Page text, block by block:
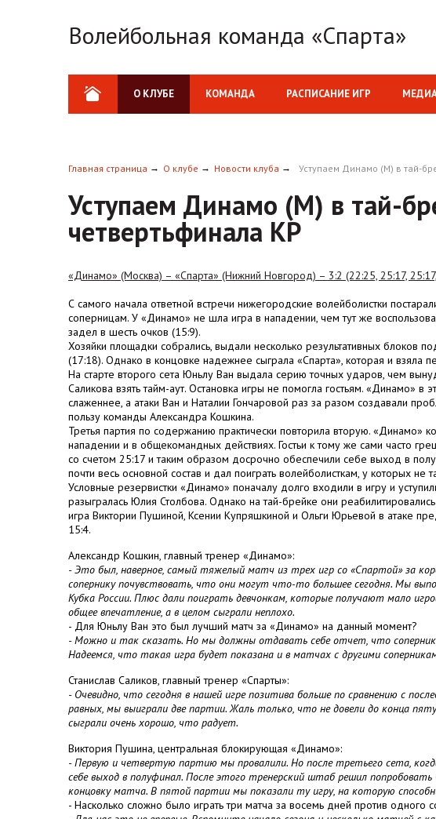
Волейбольная команда «Спарта»
О КЛУБЕ КОМАНДА РАСПИСАНИЕ ИГР
Главная страница О клубе Новости клуба Уступаем Динамо (М) в тай-
Уступаем Динамо (М) в тай-
четвертьфинала КР
«Динамо» (Москва) – «Спарта» (Нижний Новгород) – 3:2 (22:25, 25:17,
С самого начала ответной встречи нижегородские волейболистки
соперницам. У «Динамо» не шла игра в нападении, чем тут же
задел в шесть очков (15:9).
Хозяйки площадки собрались, выдали несколько результативных блоков
(17:18). Однако в концовке надежнее сыграла «Спарта», которая и взяла
На старте второго сета Юньлу Ван выдала серию точных ударов, чем
Саликова взять тайм-аут. Остановка игры не помогла гостьям. «Динамо» в
слаженнее, а атаки Ван и Наталии Гончаровой раз за разом создавали
пользу команды Александра Кошкина.
Третья партия по содержанию практически повторила вторую. «Динамо»
нападении и в общекомандных действиях. Гостьи к тому же сами часто
со счетом 25:17 и таким образом досрочно обеспечили себе выход в
почти весь основной состав и дал поиграть волейболисткам, у которых не
Условные резервистки «Динамо» поначалу долго входили в игру и
разыгралась Юлия Столбова. Однако на тай-брейке они
игра Виктории Пушиной, Ксении Купряшкиной и Ольги Юрьевой в атаке
15:4.
Александр Кошкин, главный тренер «Динамо»:
- Это был, наверное, самый тяжелый матч из трех игр со «Спартой» за
сопернику почувствовать, что они могут что-то большее сегодня. Мы
Кубка России. Плюс дали поиграть девчонкам, которые получают мало
общее впечатление, а в целом сыграли неплохо.
- Для Юньлу Ван это был лучший матч за «Динамо» на данный момент?
- Можно и так сказать. Но мы должны отдавать себе отчет, что
Надеемся, что такая игра будет показана и в матчах с другими
Станислав Саликов, главный тренер «Спарты»:
- Очевидно, что сегодня в нашей игре позитива больше по сравнению с
равных, мы выиграли две партии. Жаль только, что не довели до конца
сыграли очень хорошо, что радует.
Виктория Пушина, центральная блокирующая «Динамо»:
- Первую и четвертую партию мы провалили. Но после третьего сета,
себе выход в полуфинал. После этого тренерский штаб решил
концовку матча. В пятой партии мы показали ту игру, на которую
- Насколько сложно было играть три матча за восемь дней против одного